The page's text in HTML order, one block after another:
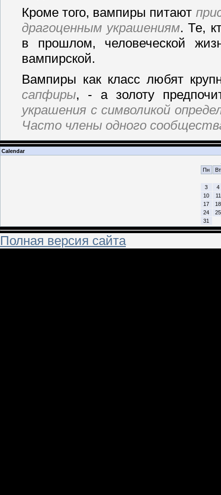
Кроме того, вампиры питают
драгоценным украшениям. Те,
в прошлом, человеческой
вампирской.
Вампиры как класс любят
сапфиры, - а золоту
украшения с символикой
Часто члены одного
Calendar
Пн
Вт
3
4
10
11
17
18
24
25
31
Полная версия сайта